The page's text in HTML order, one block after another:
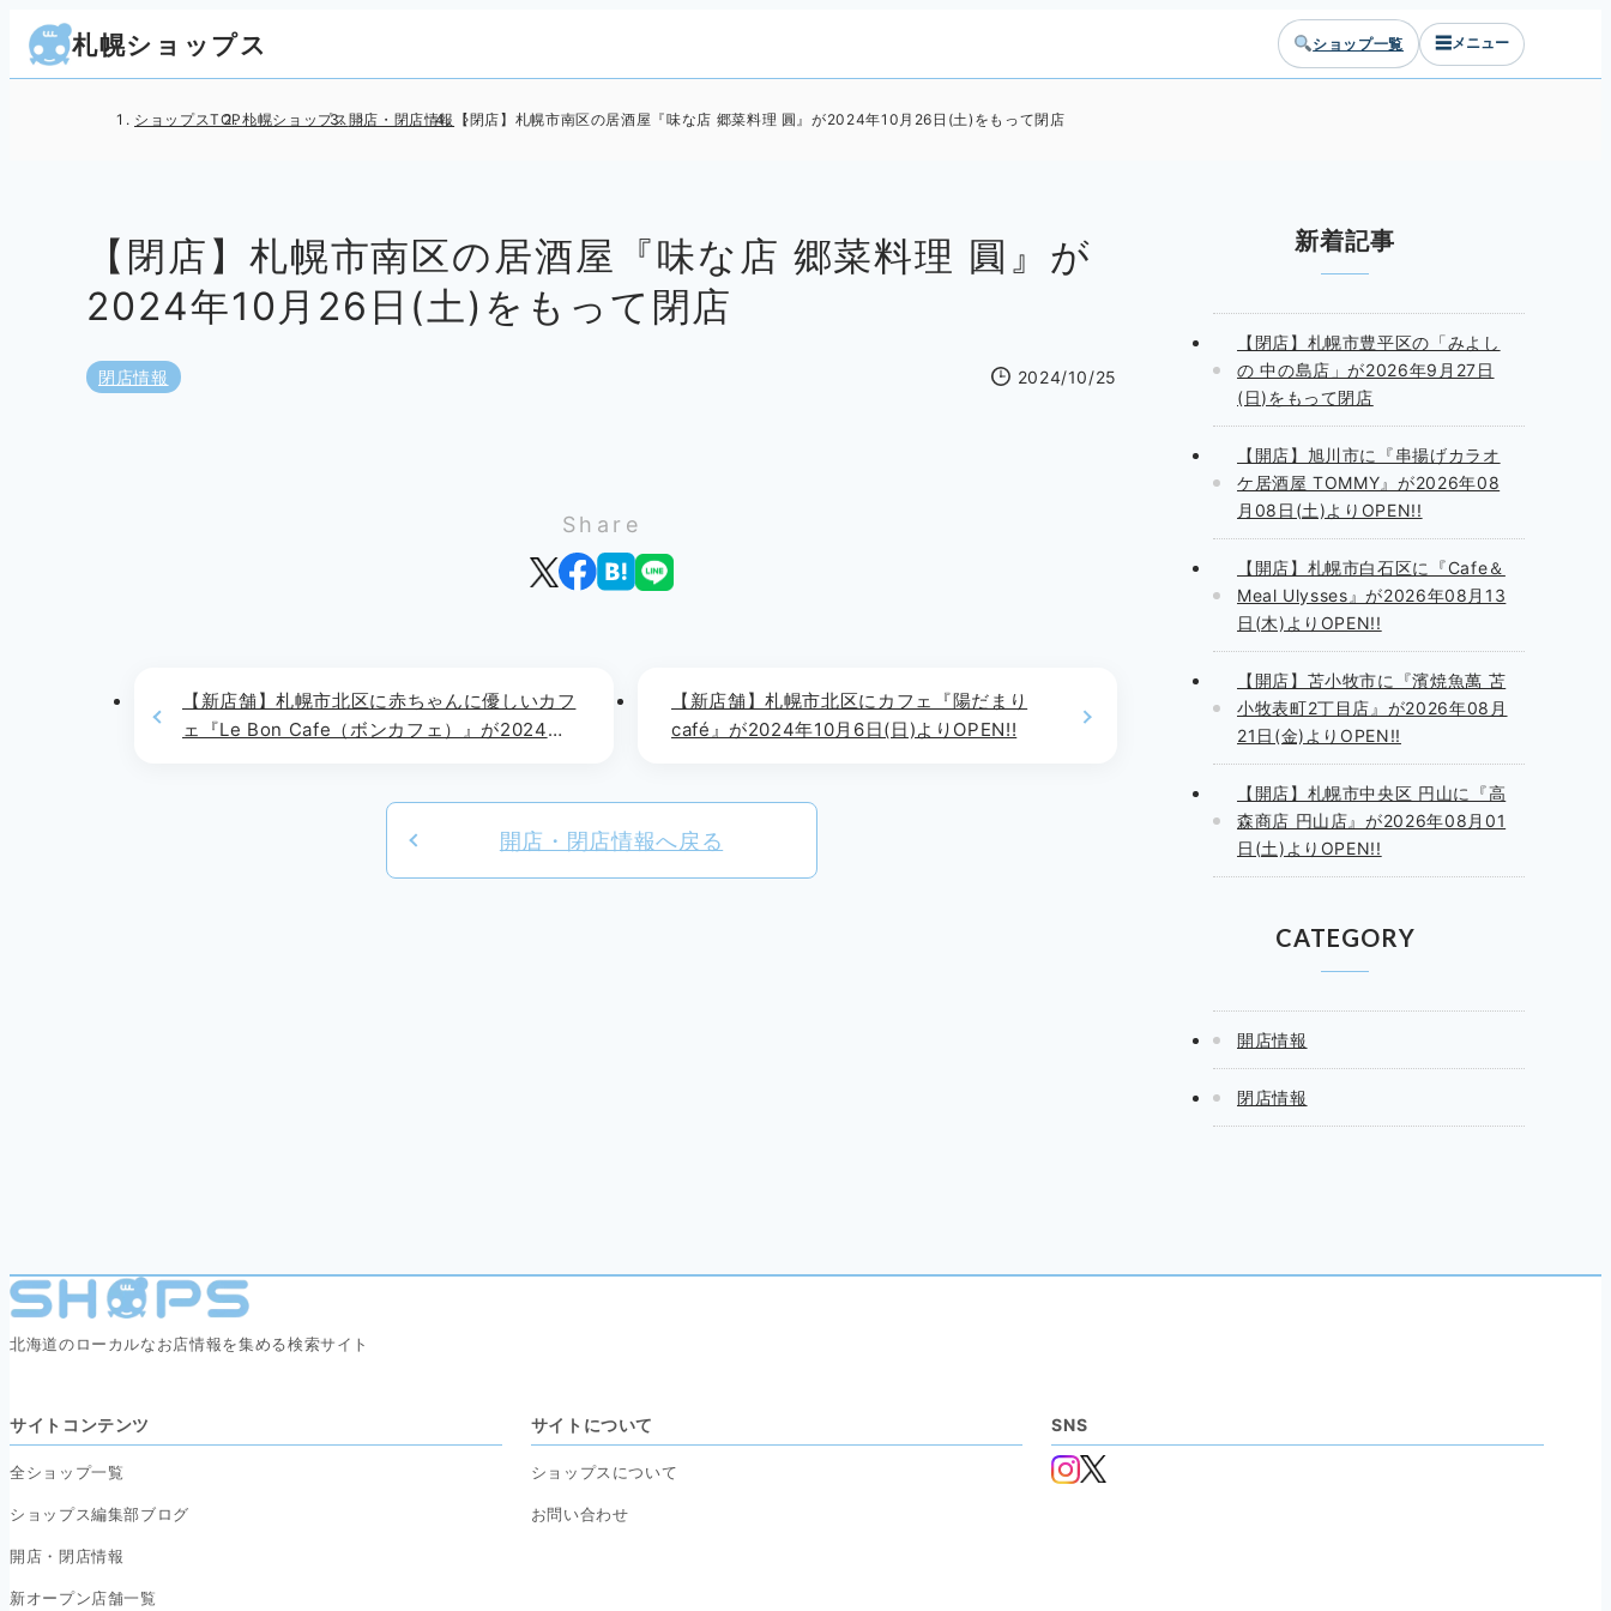
札幌ショップス ショップ一覧 ☰メニュー
ショップスTOP札幌ショップス開店・閉店情報 【閉店】札幌市南区の居酒屋『味な店 郷菜料理 圓』が2024年10月26日(土)をもって閉店
【閉店】札幌市南区の居酒屋『味な店 郷菜料理 圓』が
2024年10月26日(土)をもって閉店
閉店情報 2024/10/25
Share
【新店舗】札幌市北区に赤ちゃんに優しいカフ
ェ『Le Bon Cafe（ボンカフェ）』が2024年
【新店舗】札幌市北区にカフェ『陽だまり
café』が2024年10月6日(日)よりOPEN!!
開店・閉店情報へ戻る
新着記事
【閉店】札幌市豊平区の「みよし
の 中の島店」が2026年9月27日
(日)をもって閉店
【開店】旭川市に『串揚げカラオ
ケ居酒屋 TOMMY』が2026年08
月08日(土)よりOPEN!!
【開店】札幌市白石区に『Cafe＆
Meal Ulysses』が2026年08月13
日(木)よりOPEN!!
【開店】苫小牧市に『濱焼魚萬 苫
小牧表町2丁目店』が2026年08月
21日(金)よりOPEN!!
【開店】札幌市中央区 円山に『高
森商店 円山店』が2026年08月01
日(土)よりOPEN!!
CATEGORY
開店情報
閉店情報
北海道のローカルなお店情報を集める検索サイト
サイトコンテンツ
全ショップ一覧
ショップス編集部ブログ
開店・閉店情報
新オープン店舗一覧
サイトについて
ショップスについて
お問い合わせ
SNS